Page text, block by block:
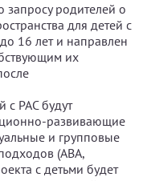
родителей о
для детей с
16 лет и направлен
их
с РАС будут
развивающие
и групповые
(АВА,
с детьми будет